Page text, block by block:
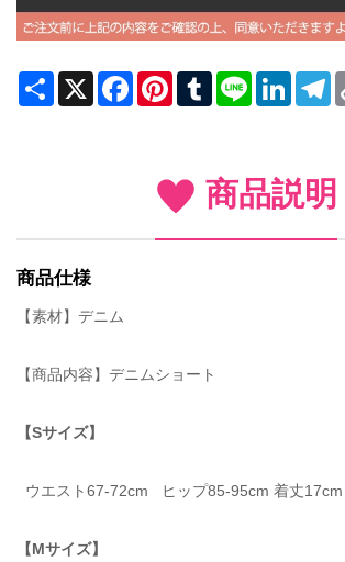
Share X FacebookPinterestTumblrLine LinkedIn
商品説明
商品仕様
【素材】デニム
【商品内容】デニムショート
【Sサイズ】
ウエスト67-72cm ヒップ85-95cm 着丈17cm
【Mサイズ】